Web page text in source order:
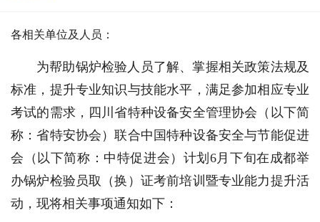
各相关单位及人员：
为帮助锅炉检验人员了解、掌握相关政策法规及
标准，提升专业知识与技能水平，满足参加相应专业
考试的需求，四川省特种设备安全管理协会（以下简
称：省特安协会）联合中国特种设备安全与节能促进
会（以下简称：中特促进会）计划6月下旬在成都举
办锅炉检验员取（换）证考前培训暨专业能力提升活
动，现将相关事项通知如下：